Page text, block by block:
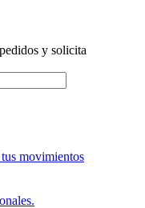
y solicita
movimientos